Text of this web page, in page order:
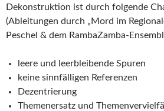
Dekonstruktion ist durch folgende
(Ableitungen durch „Mord im
Peschel & dem RambaZamba-
leere und leerbleibende Spuren
keine sinnfälligen Referenzen
Dezentrierung
Themenersatz und